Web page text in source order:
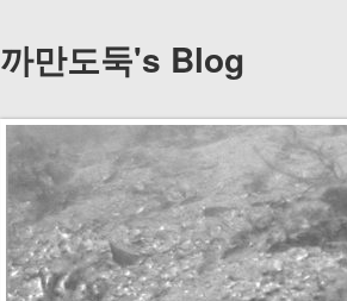
까만도둑's Blog